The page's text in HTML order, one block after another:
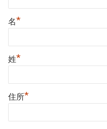
名*
姓*
住所*